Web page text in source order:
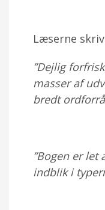
Læserne
”Dejlig
masser af
bredt
”Bogen er
indblik i